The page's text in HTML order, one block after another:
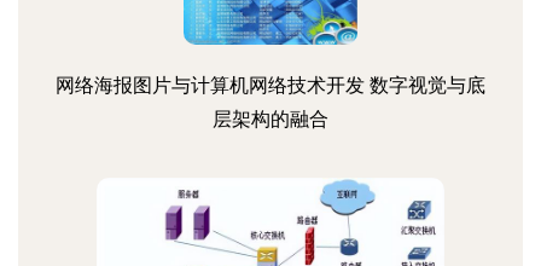
网络海报图片与计算机网络技术开发 数字视觉与底
层架构的融合